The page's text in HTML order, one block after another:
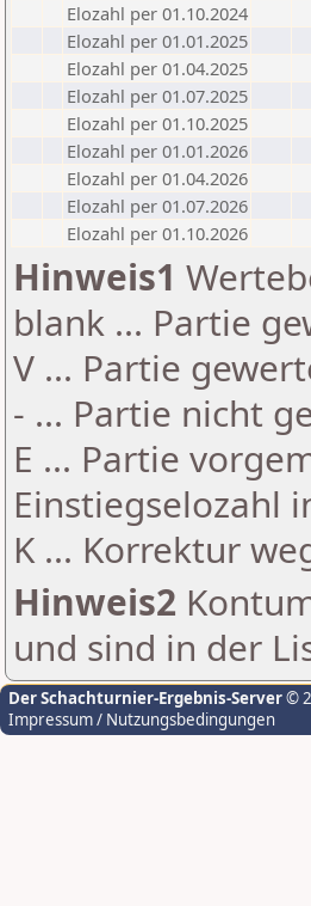
Elozahl per 01.10.2024
Elozahl per 01.01.2025
Elozahl per 01.04.2025
Elozahl per 01.07.2025
Elozahl per 01.10.2025
Elozahl per 01.01.2026
Elozahl per 01.04.2026
Elozahl per 01.07.2026
Elozahl per 01.10.2026
Hinweis1
blank ... Partie
V ... Partie
- ... Partie nicht
E ... Partie
Einstiegselozahl
K ... Korrektur
Hinweis2
und sind in der
Der Schachturnier-Ergebnis-Server©
Impressum / Nutzungsbedingungen